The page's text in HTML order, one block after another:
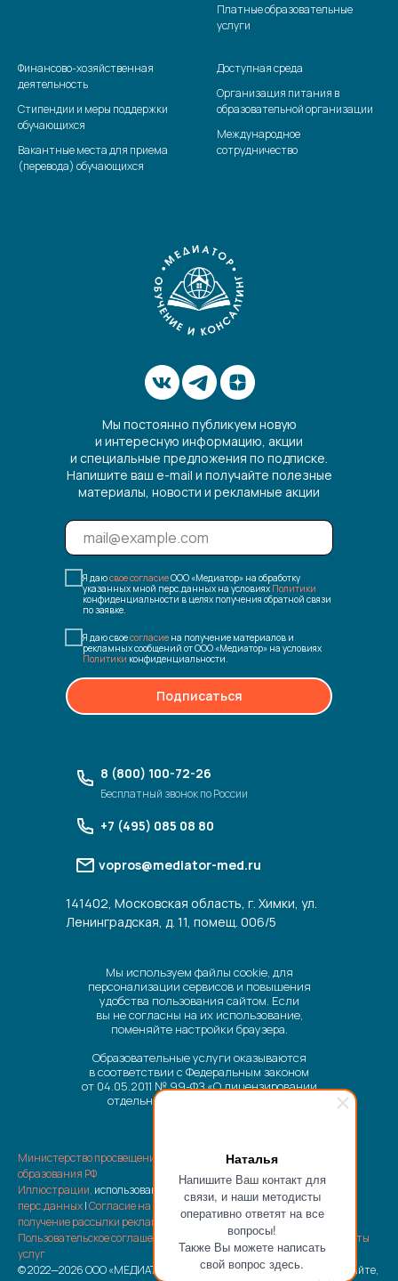
Наталья
Напишите Ваш контакт для
связи, и наши методисты
оперативно ответят на все
вопросы!
Также Вы можете написать
свой вопрос здесь.
Платные образовательные
услуги
Финансово-хозяйственная
деятельность
Стипендии и меры поддержки
обучающихся
Вакантные места для приема
(перевода) обучающихся
Доступная среда
Организация питания в
образовательной организации
Международное
сотрудничество
Мы используем файлы cookie, для
персонализации сервисов и повышения
удобства пользования сайтом. Если
вы не согласны на их использование,
поменяйте настройки браузера.
Образовательные услуги оказываются
в соответствии с Федеральным законом
от 04.05.2011 № 99-ФЗ «О лицензировании
отдельных видов деятельности».
Мы постоянно публикуем новую
и интересную информацию, акции
и специальные предложения по подписке.
Напишите ваш e-mail и получайте полезные
материалы, новости и рекламные акции
Я даюсвое согласиеООО «Медиатор» на обработку
указанных мной перс.данных на условиях Политики
конфиденциальности в целях получения обратной связи
по заявке.
Я даю своесогласие на получение материалов и
рекламных сообщений от ООО «Медиатор» на условиях
Политики конфиденциальности.
Подписаться
8 (800) 100-72-26
Бесплатный звонок по России
vopros@mediator-med.ru
141402, Московская область, г. Химки, ул.
Ленинградская, д. 11, помещ. 006/5
+7 (495) 085 08 80
Министерство просвещения РФ
Министерство науки и высшего
образования РФ
Иллюстрации, использованные на сайте |
Политика обработки
перс.данных|Согласие на обработку перс.данных|Согласие на
получение рассылки рекламно-информационных материалов
Пользовательское соглашение
Отписка от рассылки
Возврат оплаты
услуг
© 2022—2026 ООО «МЕДИАТОР» Все материалы, размещенные на сайте,